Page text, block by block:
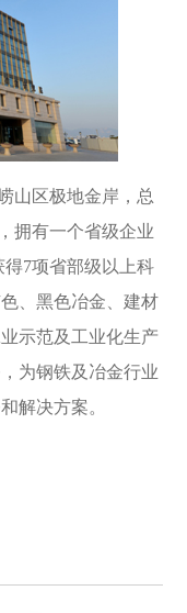
山区极地金岸，总
拥有一个省级企业
7项省部级以上科
、黑色冶金、建材
示范及工业化生产
为钢铁及冶金行业
解决方案。